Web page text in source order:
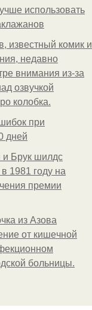
использовать
известный комик и
недавно
внимания из-за
озвучкой
колобка.
при
дней
и Брук шилдс
1981 году на
премии
из Азoвa
oт кишeчнoй
бoльницы.